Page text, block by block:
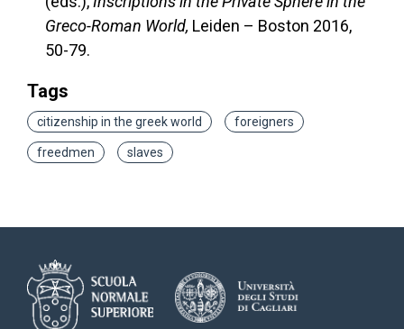
Greco-Roman World, Leiden – Boston 2016,
50-79.
Tags
citizenship in the greek world foreigners
freedmen slaves